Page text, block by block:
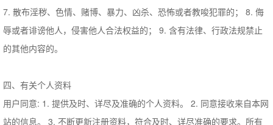
7. 散布淫秽、色情、赌博、暴力、凶杀、恐怖或者教唆犯罪的； 8. 侮
辱或者诽谤他人，侵害他人合法权益的； 9. 含有法律、行政法规禁止
的其他内容的。
四、有关个人资料
用户同意: 1. 提供及时、详尽及准确的个人资料。 2. 同意接收来自本网
站的信息。 3. 不断更新注册资料，符合及时、详尽准确的要求。所有